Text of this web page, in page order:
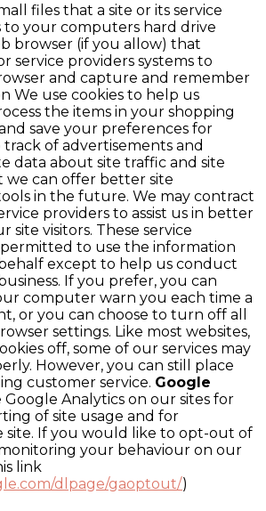
files that a site or its service
to your computers hard drive
browser (if you allow) that
service providers systems to
and capture and remember
We use cookies to help us
the items in your shopping
save your preferences for
of advertisements and
data about site traffic and site
we can offer better site
in the future. We may contract
providers to assist us in better
site visitors. These service
to use the information
except to help us conduct
If you prefer, you can
computer warn you each time a
or you can choose to turn off all
settings. Like most websites,
off, some of our services may
However, you can still place
customer service. Google
Google Analytics on our sites for
of site usage and for
site. If you would like to opt-out of
your behaviour on our
link
dlpage/gaoptout/)